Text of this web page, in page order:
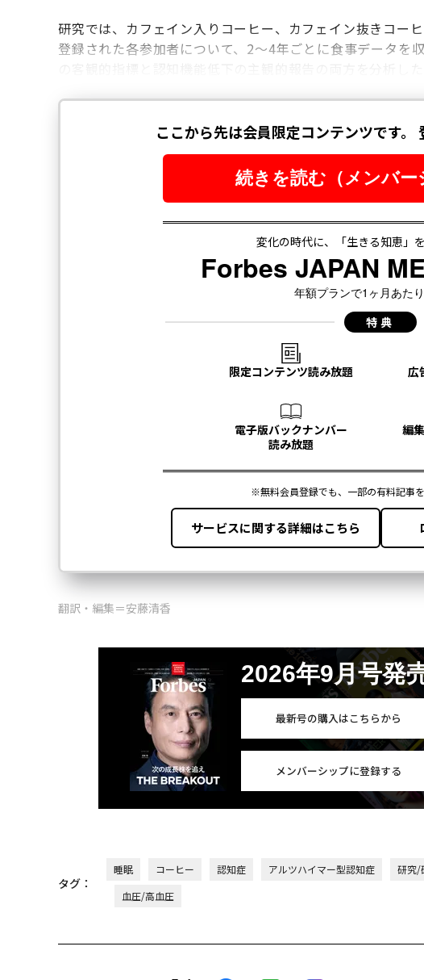
研究では、カフェイン入りコーヒー、カフェイン抜きコー
登録された各参加者について、2～4年ごとに食事データを
翻訳・編集＝安藤清香
2026年9月号発
最新号の購入はこちらから
メンバーシップに登録する
タグ：
睡眠 コーヒー 認知症 アルツハイマー型認知症 研究/
血圧/高血圧